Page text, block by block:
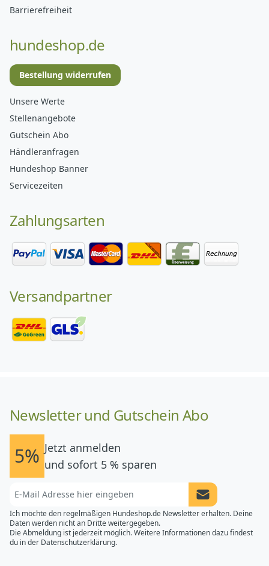
Barrierefreiheit
hundeshop.de
Bestellung widerrufen
Unsere Werte
Stellenangebote
Gutschein Abo
Händleranfragen
Hundeshop Banner
Servicezeiten
Zahlungsarten
Versandpartner
Newsletter und Gutschein Abo
5% Jetzt anmelden
und sofort 5 % sparen
Newsletter
Ich möchte den regelmäßigen Hundeshop.de Newsletter erhalten. Deine
Daten werden nicht an Dritte weitergegeben.
Die Abmeldung ist jederzeit möglich. Weitere Informationen dazu findest
du in der Datenschutzerklärung.